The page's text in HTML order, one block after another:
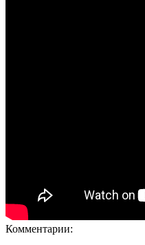
Комментарии: